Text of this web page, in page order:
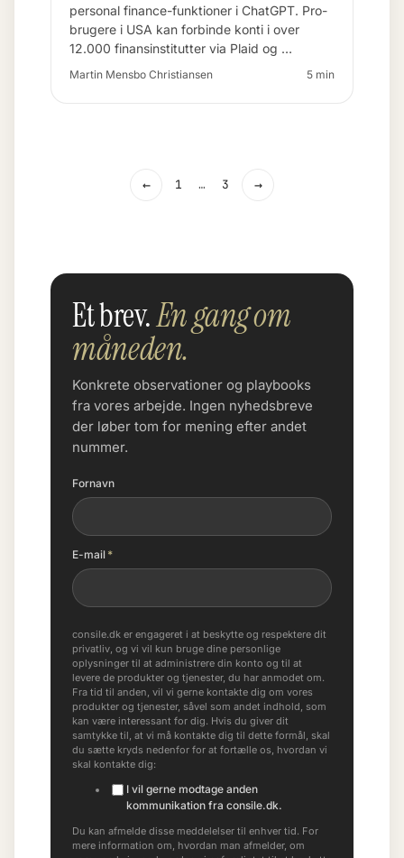
personal finance-funktioner i ChatGPT. Pro-
brugere i USA kan forbinde konti i over
12.000 finansinstitutter via Plaid og …
Martin Mensbo Christiansen 5 min
← 1 … 3 →
Et brev.En gang om
måneden.
Konkrete observationer og playbooks
fra vores arbejde. Ingen nyhedsbreve
der løber tom for mening efter andet
nummer.
Fornavn
E-mail *
consile.dk er engageret i at beskytte og respektere dit
privatliv, og vi vil kun bruge dine personlige
oplysninger til at administrere din konto og til at
levere de produkter og tjenester, du har anmodet om.
Fra tid til anden, vil vi gerne kontakte dig om vores
produkter og tjenester, såvel som andet indhold, som
kan være interessant for dig. Hvis du giver dit
samtykke til, at vi må kontakte dig til dette formål, skal
du sætte kryds nedenfor for at fortælle os, hvordan vi
skal kontakte dig:
I vil gerne modtage anden
kommunikation fra consile.dk.
Du kan afmelde disse meddelelser til enhver tid. For
mere information om, hvordan man afmelder, om